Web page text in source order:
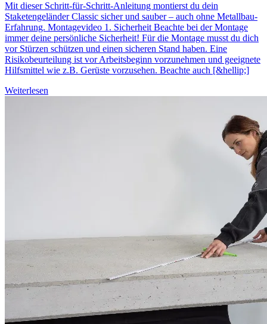
Mit dieser Schritt-für-Schritt-Anleitung montierst du dein
Staketengeländer Classic sicher und sauber – auch ohne Metallbau-
Erfahrung. Montagevideo 1. Sicherheit Beachte bei der Montage
immer deine persönliche Sicherheit! Für die Montage musst du dich
vor Stürzen schützen und einen sicheren Stand haben. Eine
Risikobeurteilung ist vor Arbeitsbeginn vorzunehmen und geeignete
Hilfsmittel wie z.B. Gerüste vorzusehen. Beachte auch [&hellip;]
Weiterlesen